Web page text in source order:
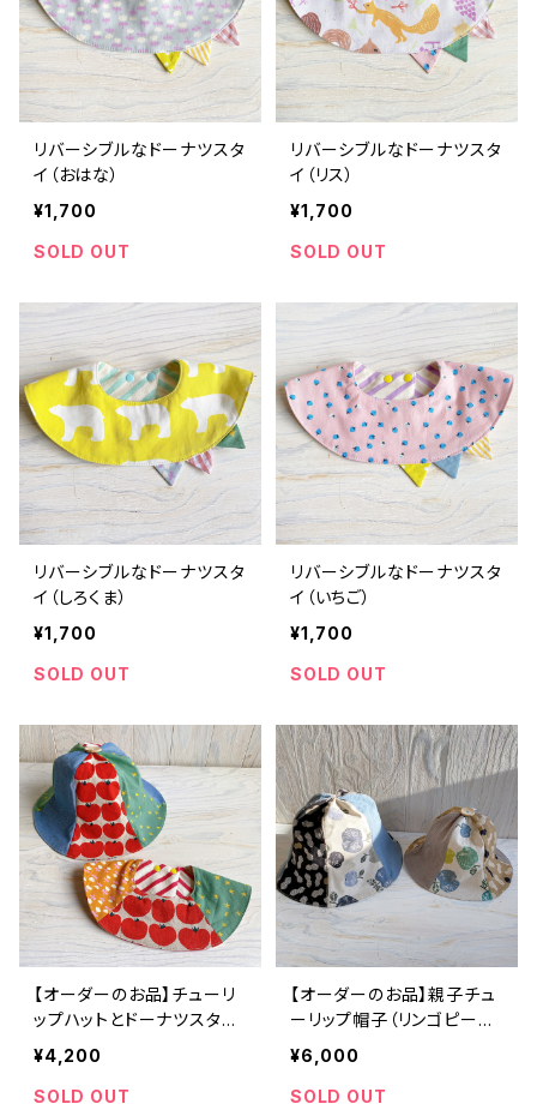
リバーシブルなドーナツスタ
イ（おはな）
¥1,700
SOLD OUT
リバーシブルなドーナツスタ
イ（リス）
¥1,700
SOLD OUT
リバーシブルなドーナツスタ
イ（しろくま）
¥1,700
SOLD OUT
リバーシブルなドーナツスタ
イ（いちご）
¥1,700
SOLD OUT
【オーダーのお品】チューリ
ップハットとドーナツスタイ
(トマト)
¥4,200
SOLD OUT
【オーダーのお品】親子チュ
ーリップ帽子（リンゴピーナ
ッツ）
¥6,000
SOLD OUT